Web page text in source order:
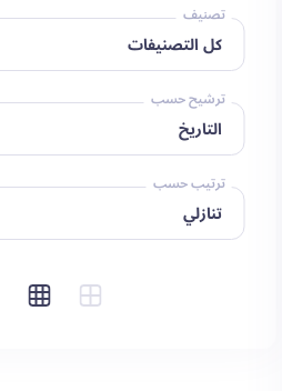
تصنيف
ترشيح حسب
ترتيب حسب